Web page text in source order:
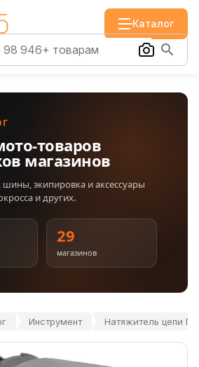
Каталог
товаров
магазинов
шины, экипировка и аксессуары
и других.
29
магазинов
Инструмент Натяжитель цепи